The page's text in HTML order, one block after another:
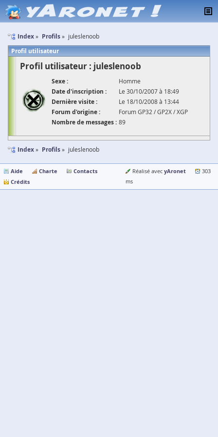
Index Profils juleslenoob
Profil utilisateur
Profil utilisateur : juleslenoob
Sexe : Homme
Date d'inscription : Le 30/10/2007 à 18:49
Dernière visite : Le 18/10/2008 à 13:44
Forum d'origine : Forum GP32 / GP2X / XGP
Nombre de messages : 89
Index Profils juleslenoob
Aide Charte
Contacts
Crédits
Réalisé avec yAronet
303
ms